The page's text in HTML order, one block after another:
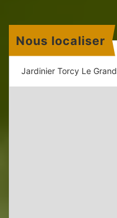
Nous localiser
Jardinier Torcy Le Grand